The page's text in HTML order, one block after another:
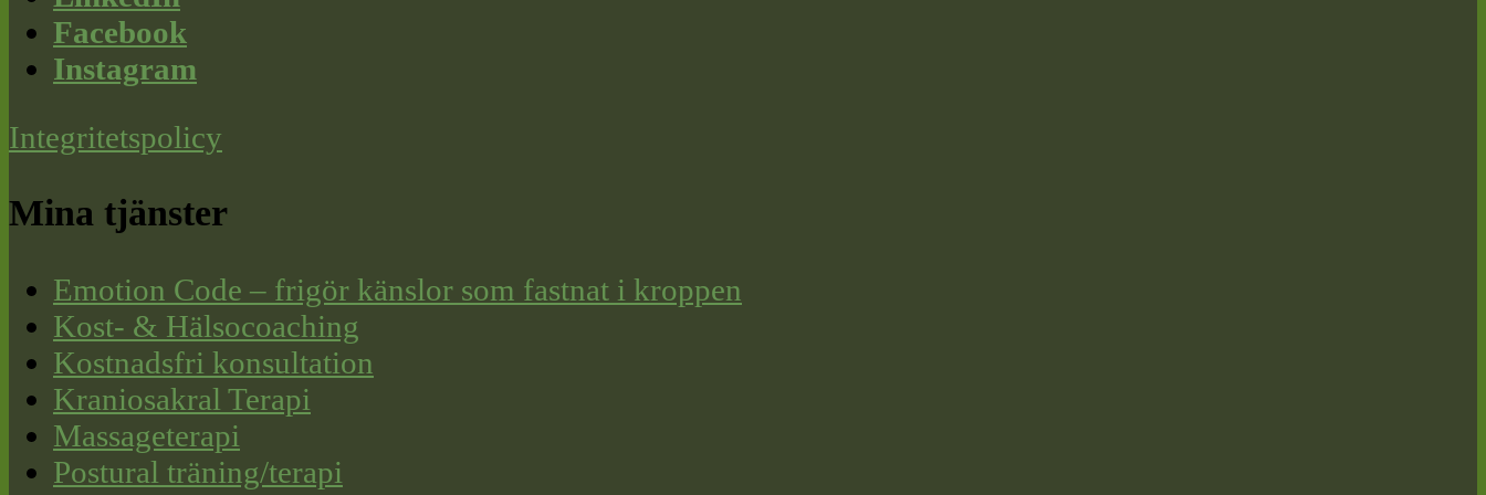
Facebook
Instagram
Integritetspolicy
Mina tjänster
Emotion Code – frigör känslor som fastnat i kroppen
Kost- & Hälsocoaching
Kostnadsfri konsultation
Kraniosakral Terapi
Massageterapi
Postural träning/terapi